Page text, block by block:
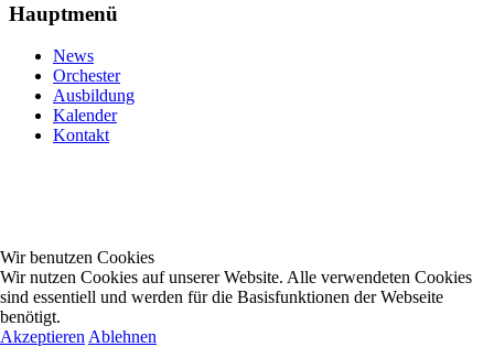
Hauptmenü
News
Orchester
Ausbildung
Kalender
Kontakt
Wir benutzen Cookies
Wir nutzen Cookies auf unserer Website. Alle verwendeten Cookies
sind essentiell und werden für die Basisfunktionen der Webseite
benötigt.
Akzeptieren Ablehnen